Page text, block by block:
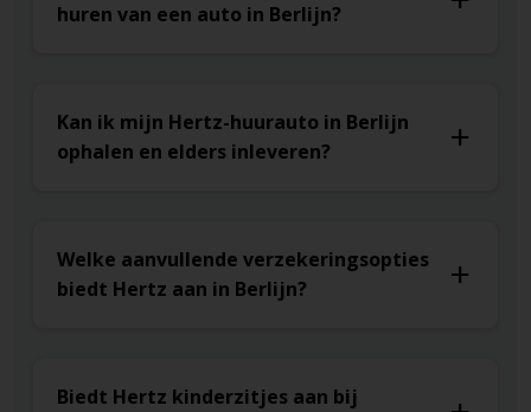
huren van een auto in Berlijn?
Kan ik mijn Hertz-huurauto in Berlijn
ophalen en elders inleveren?
Welke aanvullende verzekeringsopties
biedt Hertz aan in Berlijn?
Biedt Hertz kinderzitjes aan bij